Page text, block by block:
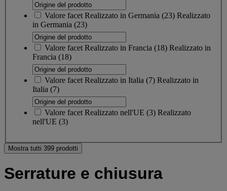
Valore facet Realizzato in Germania (23) Realizzato
in Germania (23)
Valore facet Realizzato in Francia (18) Realizzato in
Francia (18)
Valore facet Realizzato in Italia (7) Realizzato in
Italia (7)
Valore facet Realizzato nell'UE (3) Realizzato
nell'UE (3)
Mostra tutti 399 prodotti
Serrature e chiusura